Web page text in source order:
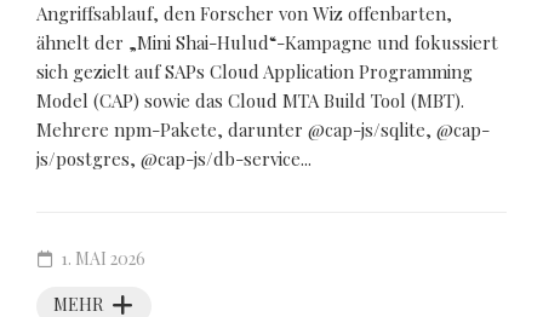
Angriffsablauf, den Forscher von Wiz offenbarten,
ähnelt der „Mini Shai-Hulud“-Kampagne und fokussiert
sich gezielt auf SAPs Cloud Application Programming
Model (CAP) sowie das Cloud MTA Build Tool (MBT).
Mehrere npm-Pakete, darunter @cap-js/sqlite, @cap-
js/postgres, @cap-js/db-service...
MEHR
1. MAI 2026